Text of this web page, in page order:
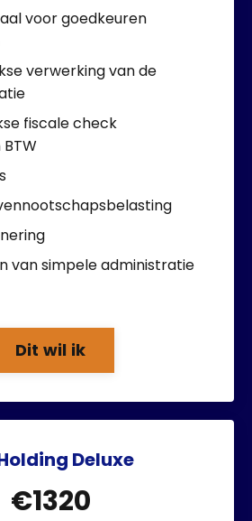
voor goedkeuren
verwerking van de
fiscale check
van simpele administratie
Dit wil ik
Deluxe
€1320